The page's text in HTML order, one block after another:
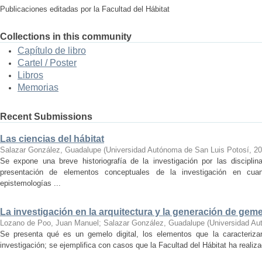
Publicaciones editadas por la Facultad del Hábitat
Collections in this community
Capítulo de libro
Cartel / Poster
Libros
Memorias
Recent Submissions
Las ciencias del hábitat
Salazar González, Guadalupe (Universidad Autónoma de San Luis Potosí,
Se expone una breve historiografía de la investigación por las
presentación de elementos conceptuales de la investigación en
epistemologías ...
La investigación en la arquitectura y la generación de
Lozano de Poo, Juan Manuel ; Salazar González, Guadalupe (Universidad
Se presenta qué es un gemelo digital, los elementos que la
investigación; se ejemplifica con casos que la Facultad del Hábitat ha